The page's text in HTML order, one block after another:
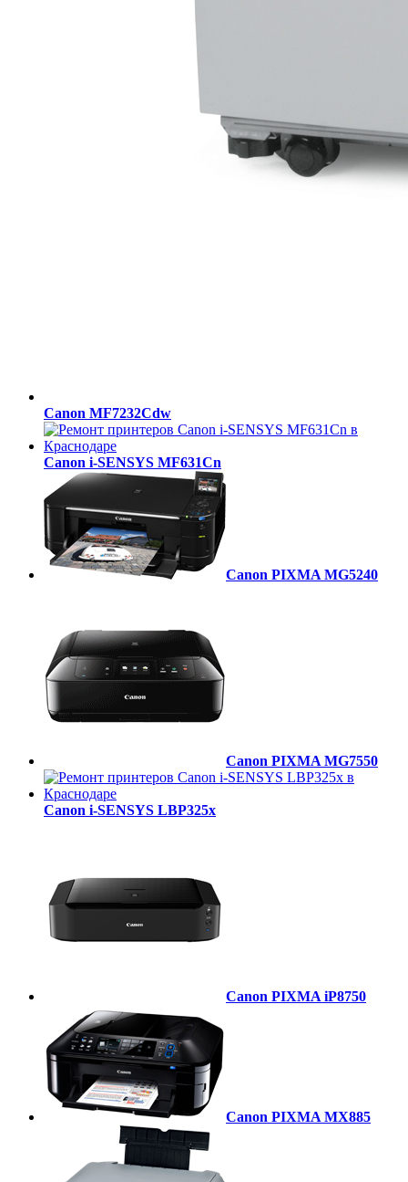
Canon MF7232Cdw
Canon i-SENSYS MF631Cn
Canon PIXMA MG5240
Canon PIXMA MG7550
Canon i-SENSYS LBP325x
Canon PIXMA iP8750
Canon PIXMA MX885